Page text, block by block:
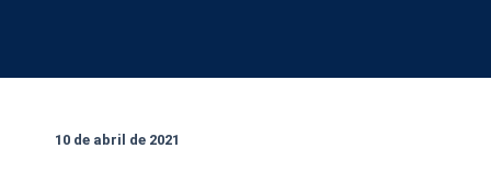
10 de abril de 2021